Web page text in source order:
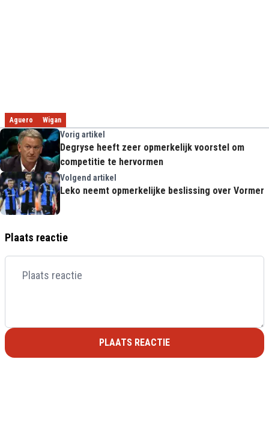
Aguero Wigan
Vorig artikel
Degryse heeft zeer opmerkelijk voorstel om
competitie te hervormen
Volgend artikel
Leko neemt opmerkelijke beslissing over Vormer
Plaats reactie
PLAATS REACTIE